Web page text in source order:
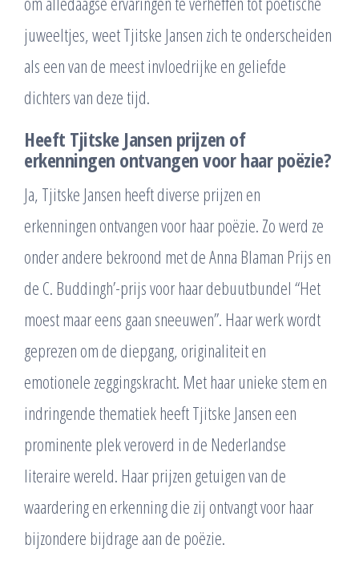
juweeltjes, weet Tjitske Jansen zich te onderscheiden
als een van de meest invloedrijke en geliefde
dichters van deze tijd.
Heeft Tjitske Jansen prijzen of
erkenningen ontvangen voor haar poëzie?
Ja, Tjitske Jansen heeft diverse prijzen en
erkenningen ontvangen voor haar poëzie. Zo werd ze
onder andere bekroond met de Anna Blaman Prijs en
de C. Buddingh’-prijs voor haar debuutbundel “Het
moest maar eens gaan sneeuwen”. Haar werk wordt
geprezen om de diepgang, originaliteit en
emotionele zeggingskracht. Met haar unieke stem en
indringende thematiek heeft Tjitske Jansen een
prominente plek veroverd in de Nederlandse
literaire wereld. Haar prijzen getuigen van de
waardering en erkenning die zij ontvangt voor haar
bijzondere bijdrage aan de poëzie.